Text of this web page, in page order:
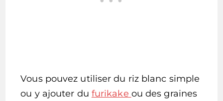
Vous pouvez utiliser du riz blanc simple
ou y ajouter du furikake ou des graines